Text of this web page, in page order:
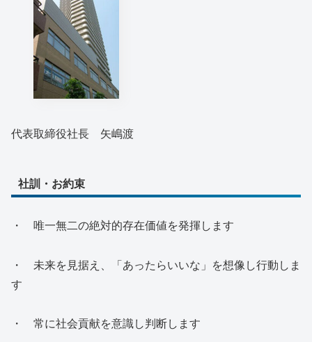
代表取締役社長 矢嶋渡
社訓・お約束
・ 唯一無二の絶対的存在価値を発揮します
・ 未来を見据え、「あったらいいな」を想像し行動しま
す
・ 常に社会貢献を意識し判断します